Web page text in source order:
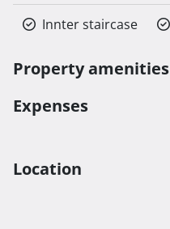
Innter staircase
Property amenities
Expenses
Location